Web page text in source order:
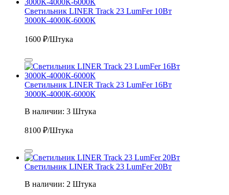
Светильник LINER Track 23 LumFer 10Вт
3000К-4000К-6000К
1600 ₽/Штука
Светильник LINER Track 23 LumFer 16Вт
3000К-4000К-6000К
В наличии: 3 Штука
8100 ₽/Штука
Светильник LINER Track 23 LumFer 20Вт
В наличии: 2 Штука